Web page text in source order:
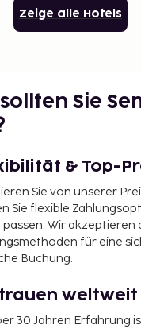
Zeige alle Hotels
Sie
& Top-
Sie von unserer
Sie flexible
passen. Wir akzeptieren
für eine
Buchung.
weltweit
30 Jahren Erfahrung